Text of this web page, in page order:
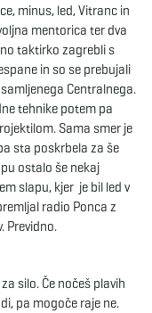
l
n
minus, led, Vitranc in
mentorica ter dva
taktirko zagrebli s
in so se prebujali
Centralnega.
tehnike potem pa
Sama smer je
sta poskrbela za še
ostalo še nekaj
slapu, kjer je bil led v
radio Ponca z
Previdno.
silo. Če nočeš plavih
pa mogoče raje ne.